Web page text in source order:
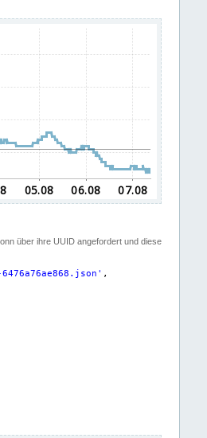
über ihre UUID angefordert und diese
' ,